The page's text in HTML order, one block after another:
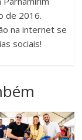
de 2016.
na internet se
sociais!